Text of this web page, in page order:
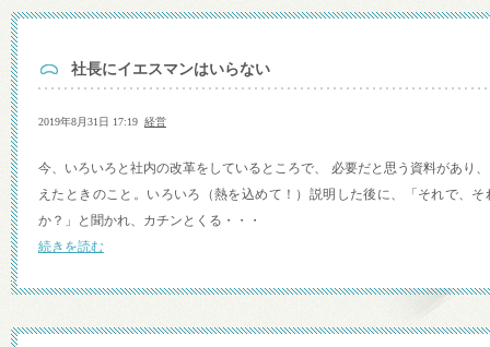
社長にイエスマンはいらない
2019年8月31日 17:19 経営
今、いろいろと社内の改革をしているところで、 必要だと思う資料があり
えたときのこと。いろいろ（熱を込めて！）説明した後に、「それで、
か？」と聞かれ、カチンとくる・・・
続きを読む